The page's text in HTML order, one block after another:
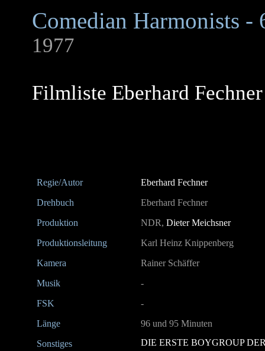
Comedian Harmonists -
1977
Filmliste Eberhard Fechner
Regie/Autor
Eberhard Fechner
Drehbuch
Eberhard Fechner
Produktion
NDR, Dieter Meichsner
Produktionsleitung
Karl Heinz Knippenberg
Kamera
Rainer Schäffer
Musik
-
FSK
-
Länge
96 und 95 Minuten
Sonstiges
DIE ERSTE BOYGROUP